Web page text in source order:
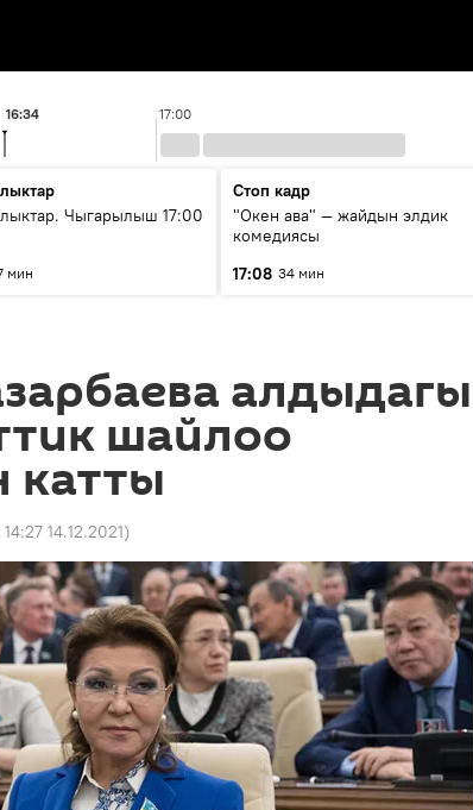
17:00
16:34
Чыгарылыш 17:00
мин
Стоп кадр
"Окен ава" — жайдын элдик
комедиясы
17:08 34 мин
алдыдагы
шайлоо
катты
14:27 14.12.2021)